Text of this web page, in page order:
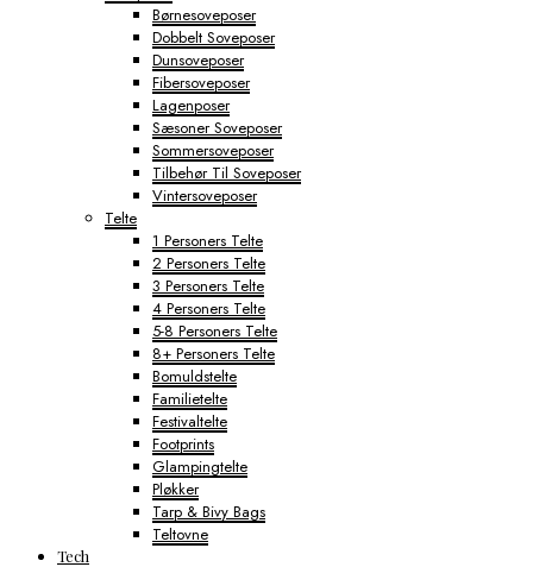
Børnesoveposer
Dobbelt Soveposer
Dunsoveposer
Fibersoveposer
Lagenposer
Sæsoner Soveposer
Sommersoveposer
Tilbehør Til Soveposer
Vintersoveposer
Telte
1 Personers Telte
2 Personers Telte
3 Personers Telte
4 Personers Telte
5-8 Personers Telte
8+ Personers Telte
Bomuldstelte
Familietelte
Festivaltelte
Footprints
Glampingtelte
Pløkker
Tarp & Bivy Bags
Teltovne
Tech